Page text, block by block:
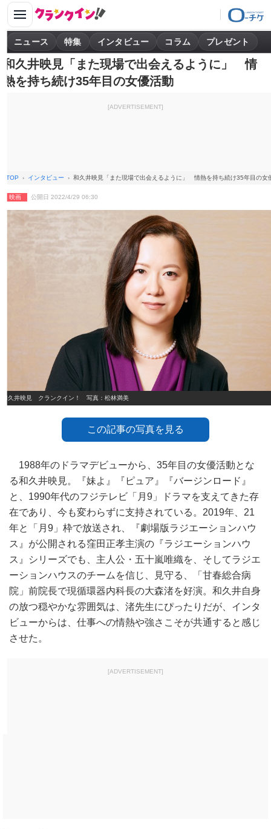
ニュース 特集 インタビュー コラム プレゼント
和久井映見「また現場で出会えるように」 情
熱を持ち続け35年目の女優活動
[ADVERTISEMENT]
TOP インタビュー 和久井映見「また現場で出会えるように」 情熱を持ち続け35年目の女
映画 公開日 2022/4/29 06:30
和久井映見 クランクイン！ 写真：松林満美
この記事の写真を見る
1988年のドラマデビューから、35年目の女優活動とな
る和久井映見。『妹よ』『ピュア』『バージンロード』
と、1990年代のフジテレビ「月9」ドラマを支えてきた存
在であり、今も変わらずに支持されている。2019年、21
年と「月9」枠で放送され、『劇場版ラジエーションハウ
ス』が公開される窪田正孝主演の『ラジエーションハウ
ス』シリーズでも、主人公・五十嵐唯織を、そしてラジエ
ーションハウスのチームを信じ、見守る、「甘春総合病
院」前院長で現循環器内科長の大森渚を好演。和久井自身
の放つ穏やかな雰囲気は、渚先生にぴったりだが、インタ
ビューからは、仕事への情熱や強さこそが共通すると感じ
させた。
[ADVERTISEMENT]